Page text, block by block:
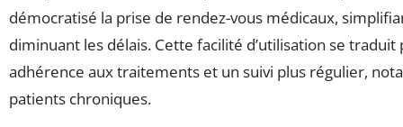
démocratisé la prise de rendez-vous médicaux,
diminuant les délais. Cette facilité d’utilisation se
adhérence aux traitements et un suivi plus régulier,
patients chroniques.